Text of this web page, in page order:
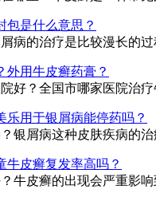
包是什么意思？
病的治疗是比较漫长的
外用牛皮癣药膏？
好？全国市哪家医院治
乐用于银屑病能停药吗？
银屑病这种皮肤疾病的
牛皮癣复发率高吗？
牛皮癣的出现会严重影